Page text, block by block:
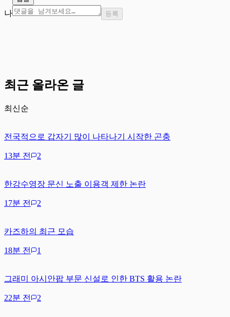
나 등록
최근 올라온 글
최신순
전국적으로 갑자기 많이 나타나기 시작한 곤충
13분 전 2
한강수영장 문신 노출 이용객 제한 논란
17분 전 2
카즈하의 최근 모습
18분 전 1
그래미 아시안팝 부문 신설로 인한 BTS 활용 논란
22분 전 2